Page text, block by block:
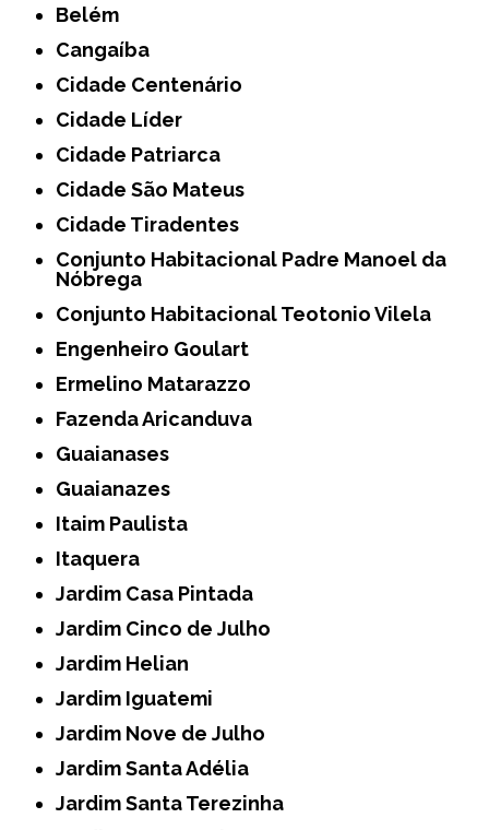
Belém
Cangaíba
Cidade Centenário
Cidade Líder
Cidade Patriarca
Cidade São Mateus
Cidade Tiradentes
Conjunto Habitacional Padre Manoel da
Nóbrega
Conjunto Habitacional Teotonio Vilela
Engenheiro Goulart
Ermelino Matarazzo
Fazenda Aricanduva
Guaianases
Guaianazes
Itaim Paulista
Itaquera
Jardim Casa Pintada
Jardim Cinco de Julho
Jardim Helian
Jardim Iguatemi
Jardim Nove de Julho
Jardim Santa Adélia
Jardim Santa Terezinha